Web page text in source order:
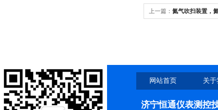
上一篇： 氮气吹扫装置，
网站首页 关
济宁恒通仪表测控